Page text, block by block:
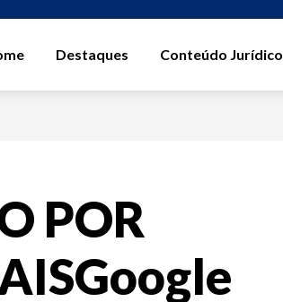
Destaques Conteúdo Jurídico
POR